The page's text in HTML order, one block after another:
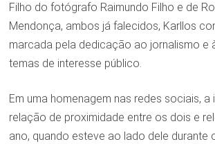
Filho do fotógrafo Raimundo Filho e de
Mendonça, ambos já falecidos, Karllos
marcada pela dedicação ao jornalismo e
temas de interesse público.
Em uma homenagem nas redes sociais, a
relação de proximidade entre os dois e
ano, quando esteve ao lado dele durante